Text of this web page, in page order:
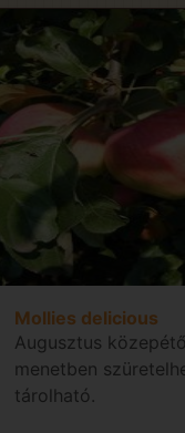
Mollies delicious
Augusztus
menetben
tárolható.